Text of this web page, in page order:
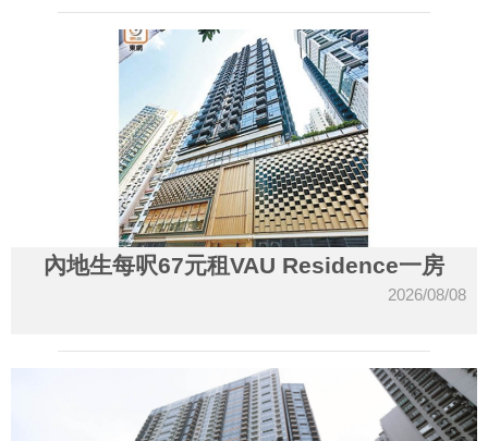
內地生每呎67元租VAU Residence一房
2026/08/08